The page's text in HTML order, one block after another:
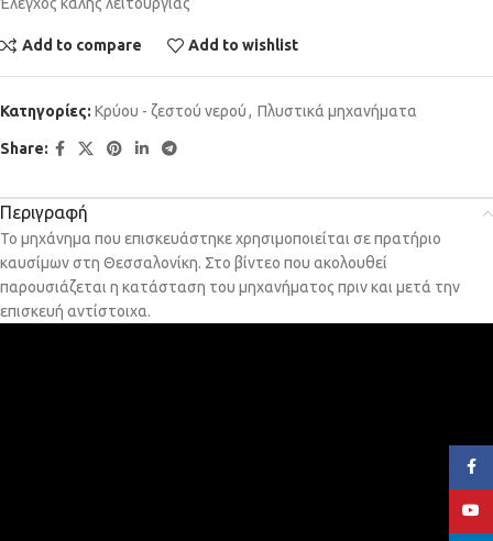
Add to compare Add to wishlist
Κατηγορίες: Κρύου - ζεστού νερού, Πλυστικά μηχανήματα
Share:
Περιγραφή
Το μηχάνημα που επισκευάστηκε χρησιμοποιείται σε πρατήριο
καυσίμων στη Θεσσαλονίκη. Στο βίντεο που ακολουθεί
παρουσιάζεται η κατάσταση του μηχανήματος πριν και μετά την
επισκευή αντίστοιχα.